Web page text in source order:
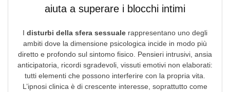
aiuta a superare i blocchi intimi
I disturbi della sfera sessuale rappresentano uno degli
ambiti dove la dimensione psicologica incide in modo più
diretto e profondo sul sintomo fisico. Pensieri intrusivi, ansia
anticipatoria, ricordi sgradevoli, vissuti emotivi non elaborati:
tutti elementi che possono interferire con la propria vita.
L’ipnosi clinica è di crescente interesse, soprattutto come